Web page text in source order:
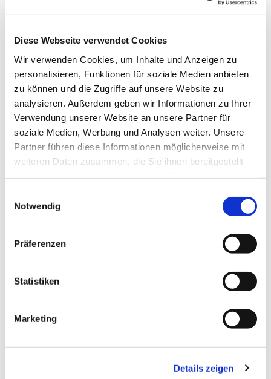
Diese Webseite verwendet Cookies
Wir verwenden Cookies, um Inhalte und Anzeigen zu
personalisieren, Funktionen für soziale Medien anbieten
zu können und die Zugriffe auf unsere Website zu
analysieren. Außerdem geben wir Informationen zu Ihrer
Verwendung unserer Website an unsere Partner für
soziale Medien, Werbung und Analysen weiter. Unsere
Partner führen diese Informationen möglicherweise mit
weiteren Daten zusammen, die Sie ihnen bereitgestellt
Notwendig
Präferenzen
Statistiken
Marketing
Details zeigen
09.00 Uhr bis 12.00 Uhr
Mi.:
15.30 Uhr bis 17.30 Uhr
Melden Sie sich zum Newsletter an